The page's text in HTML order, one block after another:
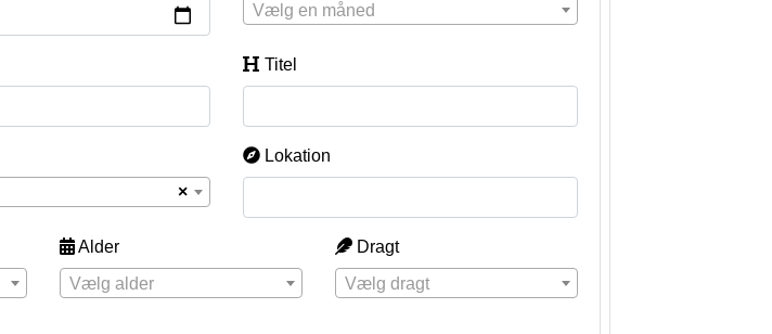
Vælg en måned
Titel
×
Lokation
Alder
Vælg alder
Dragt
Vælg dragt